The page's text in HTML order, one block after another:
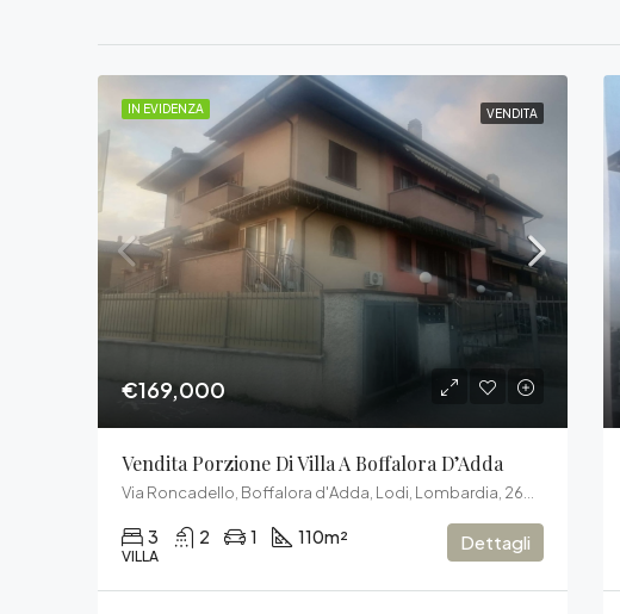
IN EVIDENZA VENDITA
€169,000
Vendita Porzione Di Villa A Boffalora D’Adda
3 2 1 110m²
VILLA
Dettagli